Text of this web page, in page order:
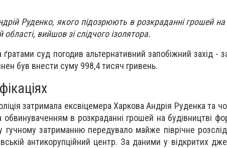
Руденко, якого підозрюють в розкраданні грошей на
області, вийшов зі слідчого ізолятора.
ґратами суд погодив альтернативний запобіжний захід -
був внести суму 998,4 тисяч гривень.
затримала ексвіцемера Харкова Андрія Руденка та
обвинуваченням в розкраданні грошей на будівництві
гучному затриманню передувало майже піврічне
антикорупційний центр. За даними у відкритих